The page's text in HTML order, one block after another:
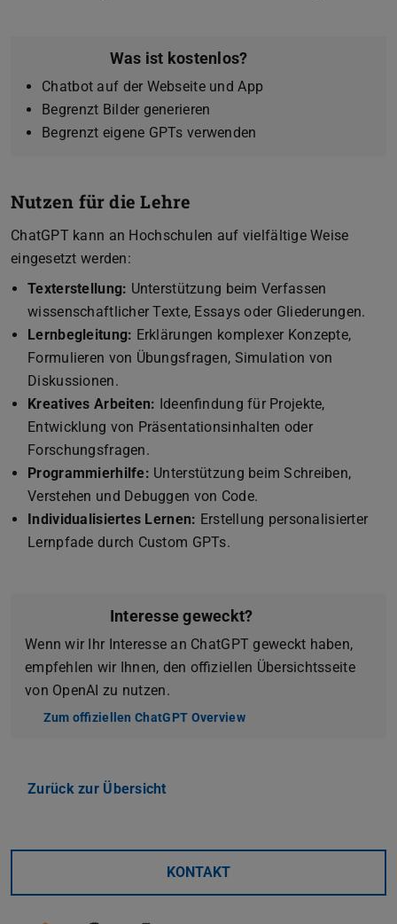
Was ist kostenlos?
Chatbot auf der Webseite und App
Begrenzt Bilder generieren
Begrenzt eigene GPTs verwenden
Nutzen für die Lehre
ChatGPT kann an Hochschulen auf vielfältige Weise
eingesetzt werden:
Texterstellung: Unterstützung beim Verfassen
wissenschaftlicher Texte, Essays oder Gliederungen.
Lernbegleitung: Erklärungen komplexer Konzepte,
Formulieren von Übungsfragen, Simulation von
Diskussionen.
Kreatives Arbeiten: Ideenfindung für Projekte,
Entwicklung von Präsentationsinhalten oder
Forschungsfragen.
Programmierhilfe: Unterstützung beim Schreiben,
Verstehen und Debuggen von Code.
Individualisiertes Lernen: Erstellung personalisierter
Lernpfade durch Custom GPTs.
Interesse geweckt?
Wenn wir Ihr Interesse an ChatGPT geweckt haben,
empfehlen wir Ihnen, den offiziellen Übersichtsseite
von OpenAI zu nutzen.
Zum offiziellen ChatGPT Overview
Zurück zur Übersicht
KONTAKT